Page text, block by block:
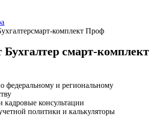
комплект Проф
Бухгалтер смарт-комплект
федеральному и региональному
консультации
политики и калькуляторы